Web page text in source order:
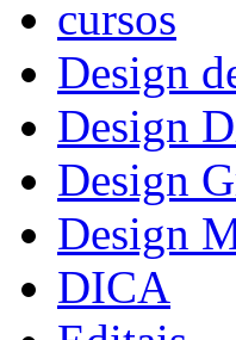
cursos
Design
Design
Design
Design
DICA